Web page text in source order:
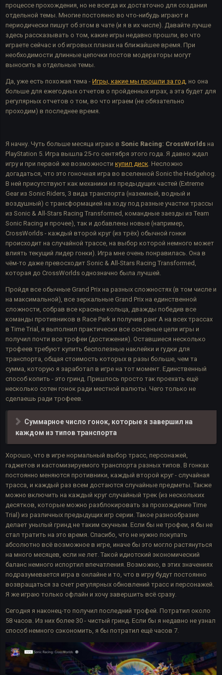
процессе прохождения, но не всегда их достаточно для создания
отдельной темы. Многие постоянно во что-нибудь играют и
периодически пишут об этом в чате (и я в их числе). Давайте лучше
здесь рассказывать о том, какие игры недавно прошли, во что
играете сейчас и об игровых планах на ближайшее время. При
необходимости длинные цепочки постов модераторы могут
выносить в отдельные темы.
Да, уже есть похожая тема - Игры, какие мы прошли за год, но она
больше для ежегодных отчетов о пройденных играх, а эта будет для
регулярных отчетов о том, во что играем (не обязательно
проходим) в последнее время.
Я начну. Чуть больше месяца играю в Sonic Racing: CrossWorlds на
PlayStation 5. Игра вышла 25-го сентября этого года. Я давно ждал
игру и при первой же возможности купил диск. Несложно
догадаться, что это гоночная игра во вселенной Sonic the Hedgehog.
В ней присутствуют как механики из предыдущих частей (Extreme
Gear из Sonic Riders, 3 вида транспорта (наземный, водный и
воздушный) с трансформацией на ходу под разные участки трассы
из Sonic & All-Stars Racing Transformed, командные заезды из Team
Sonic Racing и прочее), так и добавлены новые (например,
CrossWorlds - каждый второй круг (из трёх) обычной гонки
происходит на случайной трассе, на выбор которой немного может
влиять текущий лидер гонки). Игра мне очень понравилась. Она в
чём-то даже превосходит Sonic & All-Stars Racing Transformed,
которая до CrossWorlds однозначно была лучшей.
Пройдя все обычные Grand Prix на разных сложностях (в том числе и
на максимальной), все зеркальные Grand Prix на единственной
сложности, собрав все красные кольца, дважды победив все
команды противников в Race Park и получив ранг A на всех трассах
в Time Trial, я выполнил практически все основные цели игры и
получил почти все трофеи (достижения). Оставшиеся несколько
трофеев требуют купить бесполезные наклейки и гудки для
транспорта, общая стоимость которых в разы больше, чем та
сумма, которую я заработал в игре на тот момент. Единственный
способ копить - это гринд. Пришлось просто так проехать ещё
несколько сотен гонок ради местной валюты. Чего только не
сделаешь ради трофеев.
Суммарное число гонок, которые я завершил на
каждом из типов транспорта
Хорошо, что в игре нормальный выбор трасс, персонажей,
гаджетов и кастомизируемого транспорта разных типов. В гонках
постоянно меняются противники, каждый второй круг - случайная
трасса, и каждый раз всем достаются случайные предметы. Также
можно включить на каждый круг случайный трек (из нескольких
десятков, которые можно разблокировать за прохождение Time
Trial) из различных предыдущих игр серии. Такое разнообразие
делает унылый гринд не таким скучным. Если бы не трофеи, я бы не
стал тратить на это время. Спасибо, что не нужно покупать
абсолютно всё возможное в игре, иначе бы это могло растянуться
на много месяцев, если не лет. Такой идиотский экономический
баланс немного испортил впечатления. Возможно, в этих значениях
подразумевается игра в онлайне и то, что в игру будут постоянно
возвращаться за счет регулярных обновлений трасс и персонажей.
Я же играю только офлайн и хочу завершить всё сразу.
Сегодня я наконец-то получил последний трофей. Потратил около
58 часов. Из них более 30 - чистый гринд. Если бы я недавно не узнал
способ немного сэкономить, я бы потратил ещё часов 7.